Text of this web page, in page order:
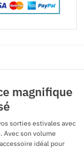
magnifique
sorties estivales avec
Avec son volume
idéal pour